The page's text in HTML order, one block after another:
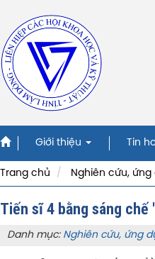
Giới thiệu Tin
Trang chủ Nghiên cứu, ứng
Tiến sĩ 4 bằng sáng chế
Danh mục: Nghiên cứu, ứng